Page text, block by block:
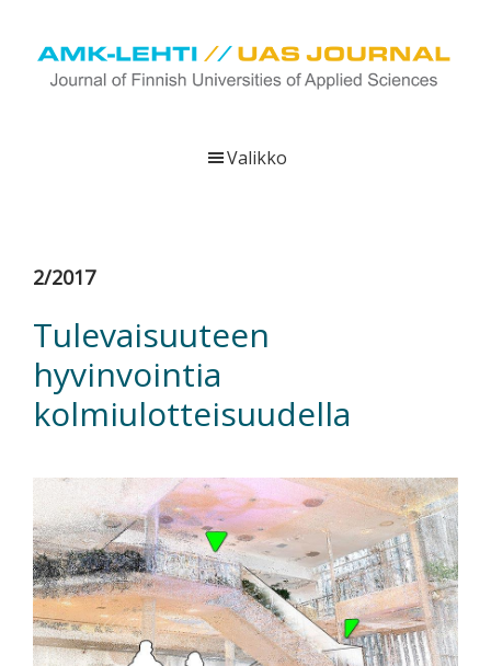
Hyppää
pääsisältöön
Hyppää
ensisijaiseen
Hyppää
alatunnisteeseen
viestittää
tutkimus-,
kehittämis-
ja
innovaatiotoiminnasta
ammattikorkeakoulutusta
koskevasta
tutkimuksesta
kaikille
kiinnostuneille.
Valikko
2/2017
Tulevaisuuteen
hyvinvointia
kolmiulotteisuudella